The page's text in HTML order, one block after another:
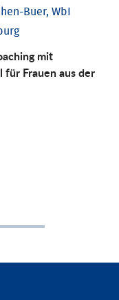
Buer, WbI
mit
für Frauen aus der